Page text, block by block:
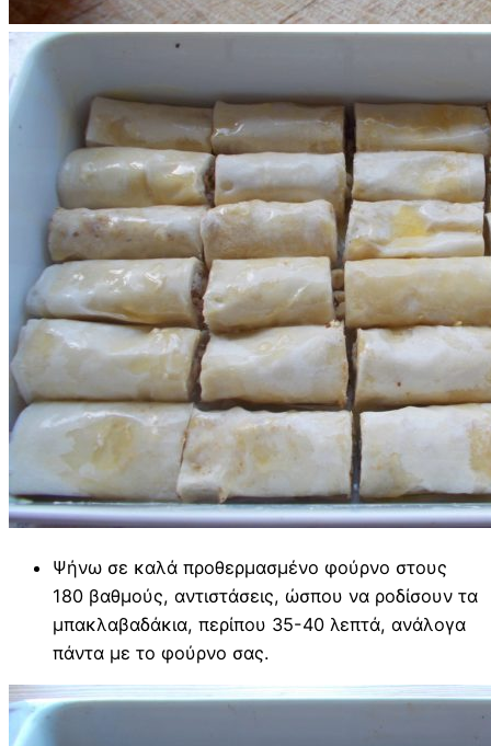
Ψήνω σε καλά προθερμασμένο φούρνο στους
180 βαθμούς, αντιστάσεις, ώσπου να ροδίσουν τα
μπακλαβαδάκια, περίπου 35-40 λεπτά, ανάλογα
πάντα με το φούρνο σας.